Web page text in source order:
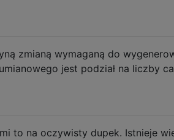
zmianą wymaganą do
jest podział na liczby
to na oczywisty dupek. Istnieje